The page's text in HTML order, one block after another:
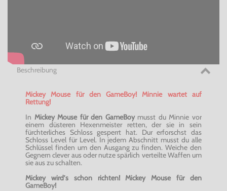
Beschreibung
Mickey Mouse für den GameBoy! Minnie wartet auf
Rettung!
In Mickey Mouse für den GameBoymusst du Minnie vor
einem düsteren Hexenmeister retten, der sie in sein
fürchterliches Schloss gesperrt hat. Dur erforschst das
Schloss Level für Level. In jedem Abschnitt musst du alle
Schlüssel finden um den Ausgang zu finden. Weiche den
Gegnern clever aus oder nutze spärlich verteilte Waffen um
sie aus zu schalten.
Mickey wird’s schon richten! Mickey Mouse für den
GameBoy!